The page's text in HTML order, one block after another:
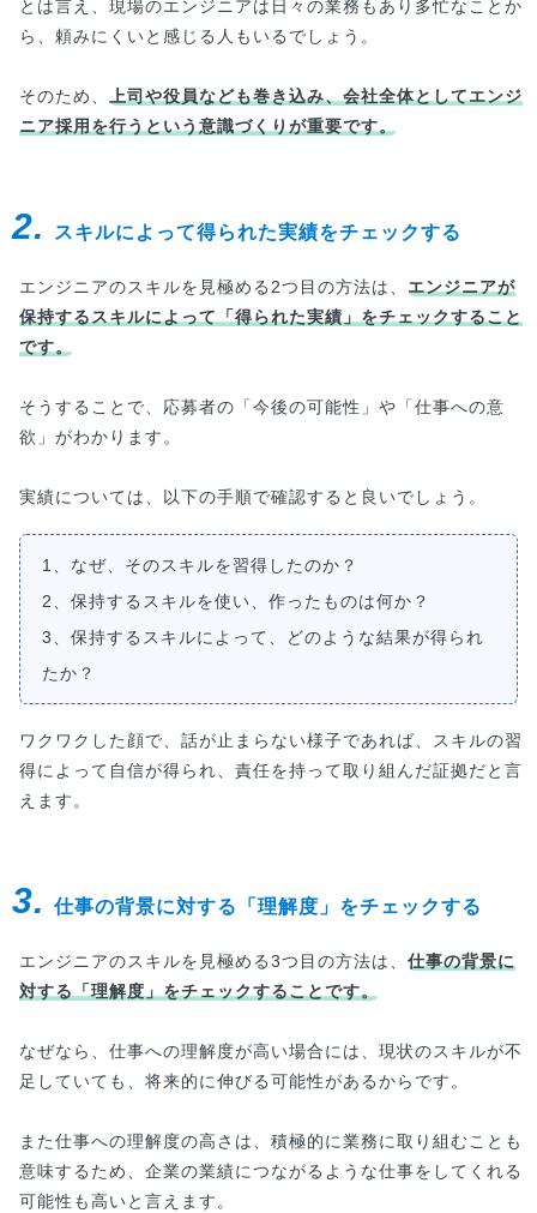
とは言え、現場のエンジニアは日々の業務もあり多忙なことか
ら、頼みにくいと感じる人もいるでしょう。
そのため、 上司や役員なども巻き込み、会社全体としてエンジ
ニア採用を行うという意識づくりが重要です。
2. スキルによって得られた実績をチェックする
エンジニアのスキルを見極める2つ目の方法は、 エンジニアが
保持するスキルによって「得られた実績」をチェックすること
です。
そうすることで、応募者の「今後の可能性」や「仕事への意
欲」がわかります。
実績については、以下の手順で確認すると良いでしょう。
1、なぜ、そのスキルを習得したのか？
2、保持するスキルを使い、作ったものは何か？
3、保持するスキルによって、どのような結果が得られ
たか？
ワクワクした顔で、話が止まらない様子であれば、スキルの習
得によって自信が得られ、責任を持って取り組んだ証拠だと言
えます。
3. 仕事の背景に対する「理解度」をチェックする
エンジニアのスキルを見極める3つ目の方法は、 仕事の背景に
対する「理解度」をチェックすることです。
なぜなら、仕事への理解度が高い場合には、現状のスキルが不
足していても、将来的に伸びる可能性があるからです。
また仕事への理解度の高さは、積極的に業務に取り組むことも
意味するため、企業の業績につながるような仕事をしてくれる
可能性も高いと言えます。